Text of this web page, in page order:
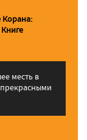
Корана:
месть в